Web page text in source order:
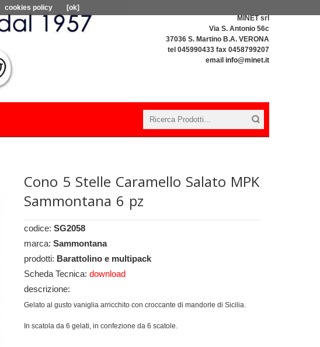
MINET srl
Via S. Antonio 56c
37036 S. Martino B.A. VERONA
tel 045990433 fax 0458799207
email info@minet.it
Cono 5 Stelle Caramello Salato MPK
Sammontana 6 pz
codice: SG2058
marca: Sammontana
prodotti: Barattolino e multipack
Scheda Tecnica: download
descrizione:
Gelato al gusto vaniglia arricchito con croccante di mandorle di Sicilia.
In scatola da 6 gelati, in confezione da 6 scatole.
cookies policy [ok]